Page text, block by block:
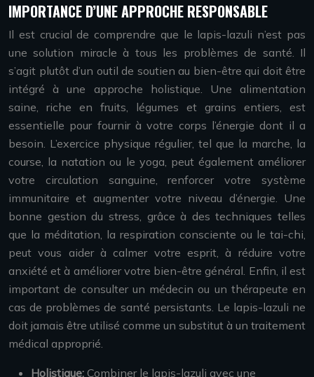
IMPORTANCE D’UNE APPROCHE RESPONSABLE
Il est crucial de comprendre que le lapis-lazuli n’est pas
une solution miracle à tous les problèmes de santé. Il
s’agit plutôt d’un outil de soutien au bien-être qui doit être
intégré à une approche holistique. Une alimentation
saine, riche en fruits, légumes et grains entiers, est
essentielle pour fournir à votre corps l’énergie dont il a
besoin. L’exercice physique régulier, tel que la marche, la
course, la natation ou le yoga, peut également améliorer
votre circulation sanguine, renforcer votre système
immunitaire et augmenter votre niveau d’énergie. Une
bonne gestion du stress, grâce à des techniques telles
que la méditation, la respiration consciente ou le tai-chi,
peut vous aider à calmer votre esprit, à réduire votre
anxiété et à améliorer votre bien-être général. Enfin, il est
important de consulter un médecin ou un thérapeute en
cas de problèmes de santé persistants. Le lapis-lazuli ne
doit jamais être utilisé comme un substitut à un traitement
médical approprié.
Holistique: Combiner le lapis-lazuli avec une